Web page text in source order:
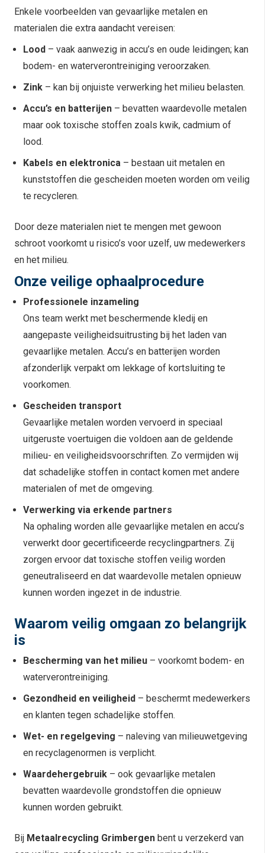
Enkele voorbeelden van gevaarlijke metalen en
materialen die extra aandacht vereisen:
Lood – vaak aanwezig in accu’s en oude leidingen; kan
bodem- en waterverontreiniging veroorzaken.
Zink – kan bij onjuiste verwerking het milieu belasten.
Accu’s en batterijen – bevatten waardevolle metalen
maar ook toxische stoffen zoals kwik, cadmium of
lood.
Kabels en elektronica – bestaan uit metalen en
kunststoffen die gescheiden moeten worden om veilig
te recycleren.
Door deze materialen niet te mengen met gewoon
schroot voorkomt u risico’s voor uzelf, uw medewerkers
en het milieu.
Onze veilige ophaalprocedure
Professionele inzameling
Ons team werkt met beschermende kledij en
aangepaste veiligheidsuitrusting bij het laden van
gevaarlijke metalen. Accu’s en batterijen worden
afzonderlijk verpakt om lekkage of kortsluiting te
voorkomen.
Gescheiden transport
Gevaarlijke metalen worden vervoerd in speciaal
uitgeruste voertuigen die voldoen aan de geldende
milieu- en veiligheidsvoorschriften. Zo vermijden wij
dat schadelijke stoffen in contact komen met andere
materialen of met de omgeving.
Verwerking via erkende partners
Na ophaling worden alle gevaarlijke metalen en accu’s
verwerkt door gecertificeerde recyclingpartners. Zij
zorgen ervoor dat toxische stoffen veilig worden
geneutraliseerd en dat waardevolle metalen opnieuw
kunnen worden ingezet in de industrie.
Waarom veilig omgaan zo belangrijk
is
Bescherming van het milieu – voorkomt bodem- en
waterverontreiniging.
Gezondheid en veiligheid – beschermt medewerkers
en klanten tegen schadelijke stoffen.
Wet- en regelgeving – naleving van milieuwetgeving
en recyclagenormen is verplicht.
Waardehergebruik – ook gevaarlijke metalen
bevatten waardevolle grondstoffen die opnieuw
kunnen worden gebruikt.
Bij Metaalrecycling Grimbergen bent u verzekerd van